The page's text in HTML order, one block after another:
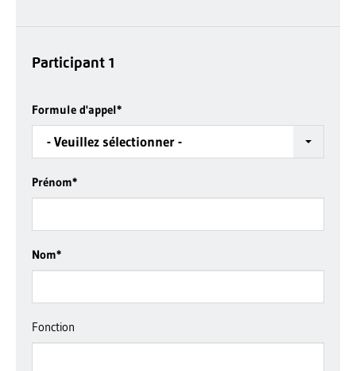
Participant 1
Formule d'appel*
- Veuillez sélectionner -
Prénom*
Nom*
Fonction